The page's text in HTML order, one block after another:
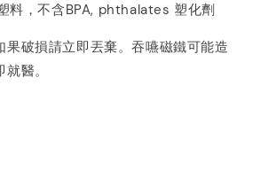
料，不含BPA, phthalates 塑化劑
果破損請立即丟棄。吞嚥磁鐵可能造
醫。